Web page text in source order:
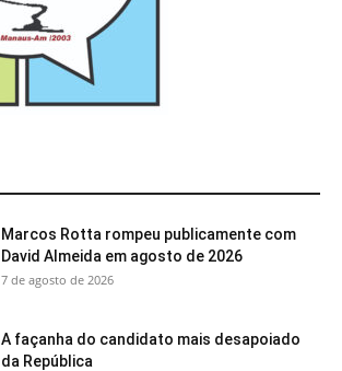
Marcos Rotta rompeu publicamente com
David Almeida em agosto de 2026
7 de agosto de 2026
A façanha do candidato mais desapoiado
da República